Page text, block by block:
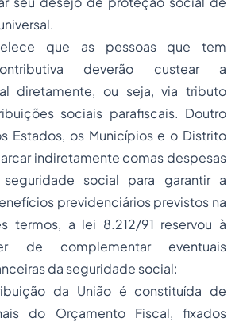
que as pessoas que tem
deverão custear a
diretamente, ou seja, via tributo
sociais parafiscais. Doutro
Estados, os Municípios e o Distrito
indiretamente comas despesas
social para garantir a
previdenciários previstos na
termos, a lei 8.212/91 reservou à
de complementar eventuais
da seguridade social:
da União é constituída de
do Orçamento Fiscal, fixados